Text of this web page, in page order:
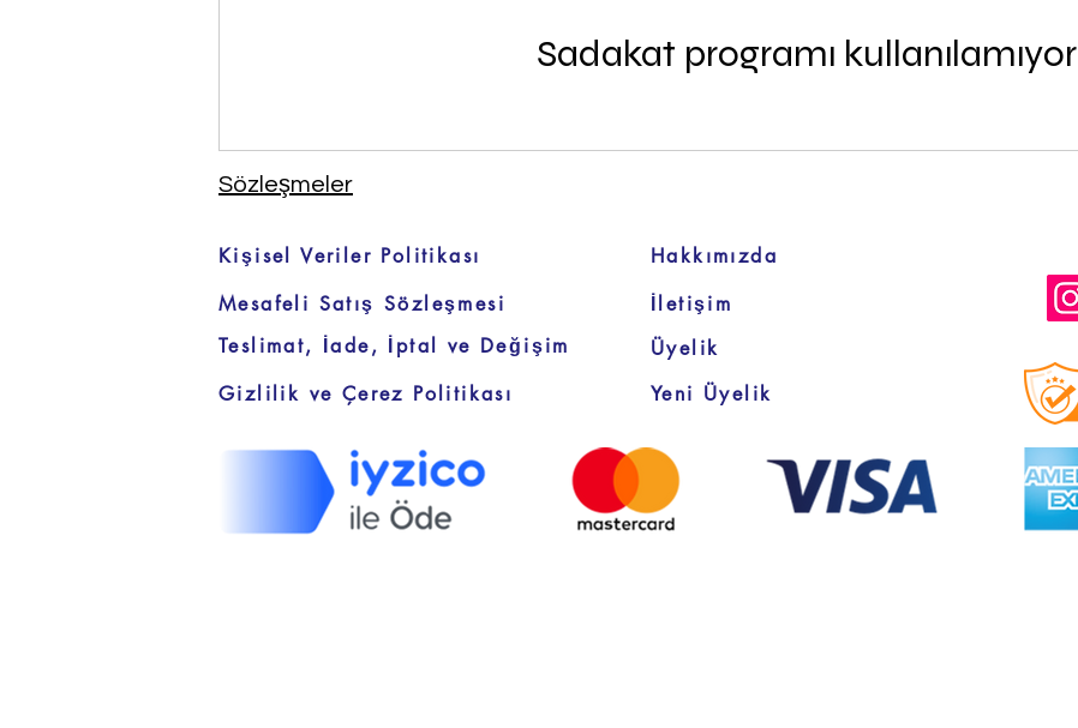
Sadakat programı kullanılamıyor
Sözleşmeler
Kişisel Veriler Politikası
Mesafeli Satış Sözleşmesi
Teslimat, İade, İptal ve Değişim
Gizlilik ve Çerez Politikası
Hakkımızda
İletişim
Üyelik
Yeni Üyelik